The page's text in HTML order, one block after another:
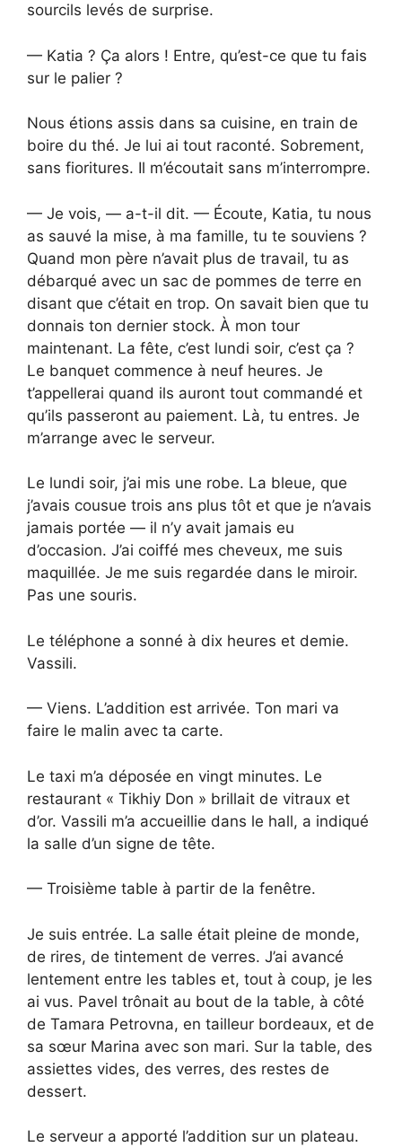
sourcils levés de surprise.
— Katia ? Ça alors ! Entre, qu’est-ce que tu fais
sur le palier ?
Nous étions assis dans sa cuisine, en train de
boire du thé. Je lui ai tout raconté. Sobrement,
sans fioritures. Il m’écoutait sans m’interrompre.
— Je vois, — a-t-il dit. — Écoute, Katia, tu nous
as sauvé la mise, à ma famille, tu te souviens ?
Quand mon père n’avait plus de travail, tu as
débarqué avec un sac de pommes de terre en
disant que c’était en trop. On savait bien que tu
donnais ton dernier stock. À mon tour
maintenant. La fête, c’est lundi soir, c’est ça ?
Le banquet commence à neuf heures. Je
t’appellerai quand ils auront tout commandé et
qu’ils passeront au paiement. Là, tu entres. Je
m’arrange avec le serveur.
Le lundi soir, j’ai mis une robe. La bleue, que
j’avais cousue trois ans plus tôt et que je n’avais
jamais portée — il n’y avait jamais eu
d’occasion. J’ai coiffé mes cheveux, me suis
maquillée. Je me suis regardée dans le miroir.
Pas une souris.
Le téléphone a sonné à dix heures et demie.
Vassili.
— Viens. L’addition est arrivée. Ton mari va
faire le malin avec ta carte.
Le taxi m’a déposée en vingt minutes. Le
restaurant « Tikhiy Don » brillait de vitraux et
d’or. Vassili m’a accueillie dans le hall, a indiqué
la salle d’un signe de tête.
— Troisième table à partir de la fenêtre.
Je suis entrée. La salle était pleine de monde,
de rires, de tintement de verres. J’ai avancé
lentement entre les tables et, tout à coup, je les
ai vus. Pavel trônait au bout de la table, à côté
de Tamara Petrovna, en tailleur bordeaux, et de
sa sœur Marina avec son mari. Sur la table, des
assiettes vides, des verres, des restes de
dessert.
Le serveur a apporté l’addition sur un plateau.